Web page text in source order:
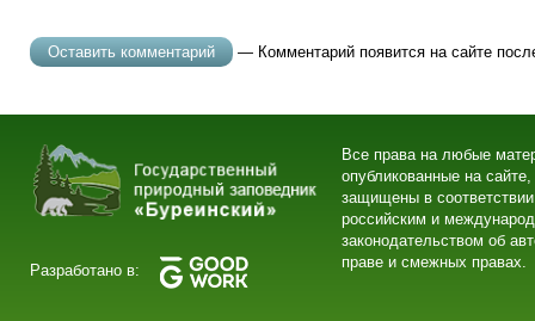
— Комментарий появится на сайте
Разработано в:
Все права на любые
опубликованные на сайте,
защищены в
российским и
законодательством об
праве и смежных правах.